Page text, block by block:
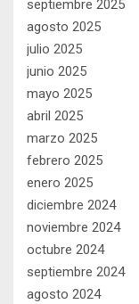
septiembre 2025
agosto 2025
julio 2025
junio 2025
mayo 2025
abril 2025
marzo 2025
febrero 2025
enero 2025
diciembre 2024
noviembre 2024
octubre 2024
septiembre 2024
agosto 2024